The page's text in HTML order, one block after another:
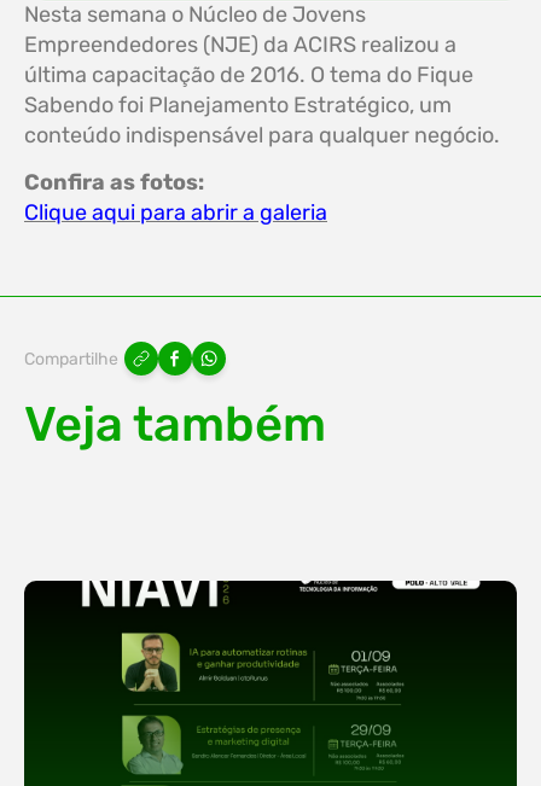
Nesta semana o Núcleo de Jovens
Empreendedores (NJE) da ACIRS realizou a
última capacitação de 2016. O tema do Fique
Sabendo foi Planejamento Estratégico, um
conteúdo indispensável para qualquer negócio.
Confira as fotos:
Clique aqui para abrir a galeria
Compartilhe
Veja também